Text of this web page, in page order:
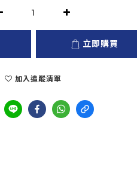
立即購買
加入追蹤清單